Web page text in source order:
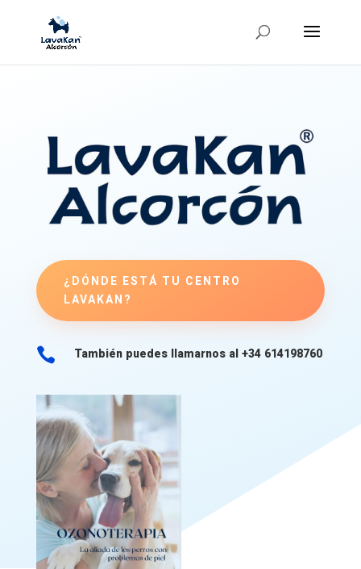
¿DÓNDE ESTÁ TU CENTRO
LAVAKAN?
 También puedes llamarnos al +34 614198760